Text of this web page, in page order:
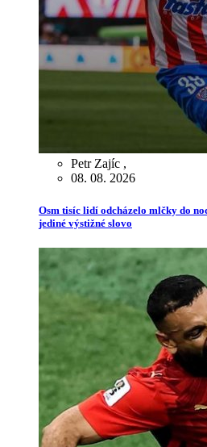
Petr Zajíc ,
08. 08. 2026
Osm tisíc lidí odcházelo mlčky do
jediné výstižné slovo